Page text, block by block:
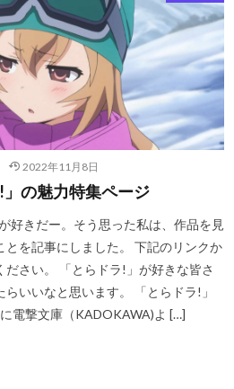
2022年11月8日
!」の魅力特集ページ
好きだー。そう思った私は、作品を見
とを記事にしました。 下記のリンクか
ださい。 「とらドラ!」が好きな皆さ
らいいなと思います。 「とらドラ!」
電撃文庫（KADOKAWA)よ […]